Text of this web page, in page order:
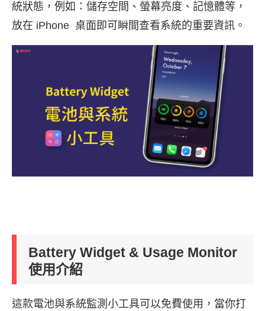
統狀態，例如：儲存空間、螢幕亮度、記憶體等，
放在 iPhone 桌面即可瞬間查看系統的重要資訊。
Battery Widget & Usage Monitor
使用介紹
這款電池與系統監測小工具可以免費使用，當你打